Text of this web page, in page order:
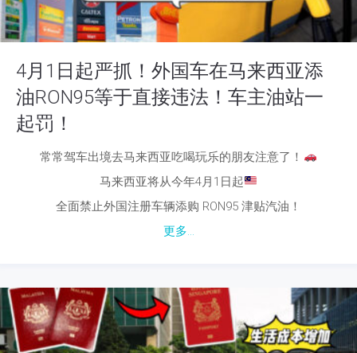
4月1日起严抓！外国车在马来西亚添
油RON95等于直接违法！车主油站一
起罚！
常常驾车出境去马来西亚吃喝玩乐的朋友注意了！
马来西亚将从今年4月1日起
全面禁止外国注册车辆添购 RON95 津贴汽油！
更多...